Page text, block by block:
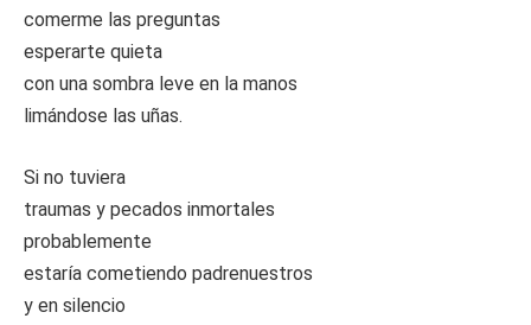
comerme las preguntas
esperarte quieta
con una sombra leve en la manos
limándose las uñas.
Si no tuviera
traumas y pecados inmortales
probablemente
estaría cometiendo padrenuestros
y en silencio